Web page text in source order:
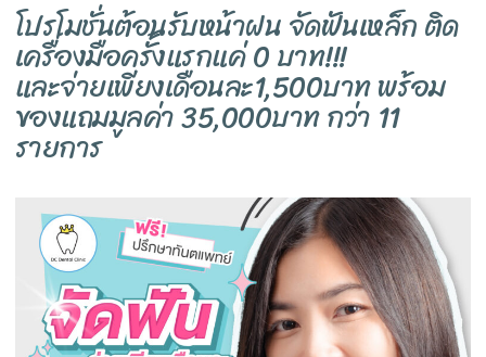
โปรโมชั่นต้อนรับหน้าฝน จัดฟันเหล็ก ติด
เครื่องมือครั้งแรกแค่ 0 บาท!!!
และจ่ายเพียงเดือนละ1,500บาท พร้อม
ของแถมมูลค่า 35,000บาท กว่า 11
รายการ